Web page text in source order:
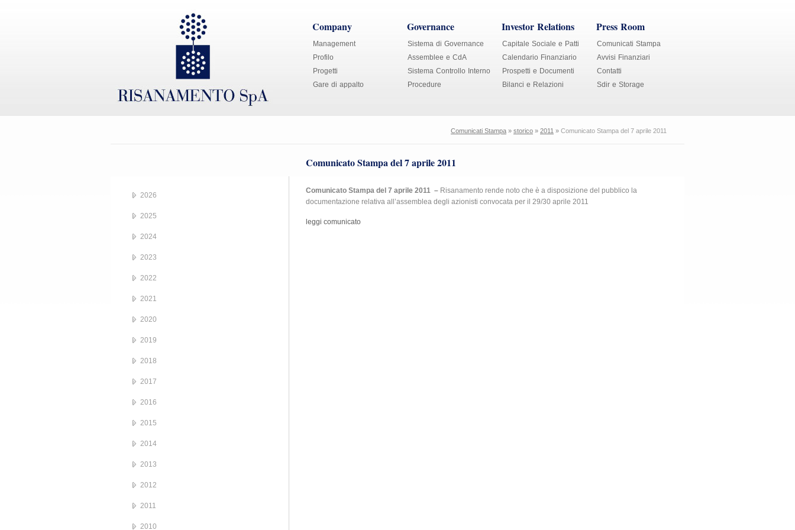
Company
Management
Profilo
Progetti
Gare di appalto
Governance
Sistema di Governance
Assemblee e CdA
Sistema Controllo Interno
Procedure
Investor Relations
Capitale Sociale e Patti
Calendario Finanziario
Prospetti e Documenti
Bilanci e Relazioni
Press Room
Comunicati Stampa
Avvisi Finanziari
Contatti
Sdir e Storage
Comunicati Stampa » storico » 2011 » Comunicato Stampa del 7 aprile 2011
Comunicato Stampa del 7 aprile 2011
Comunicato Stampa del 7 aprile 2011 – Risanamento rende noto che è a disposizione del pubblico la
documentazione relativa all’assemblea degli azionisti convocata per il 29/30 aprile 2011
leggi comunicato
2026
2025
2024
2023
2022
2021
2020
2019
2018
2017
2016
2015
2014
2013
2012
2011
2010